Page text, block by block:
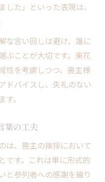
した」といった表現は、
な言い回しは避け、誰に
ぶことが大切です。東花
性を考慮しつつ、喪主様
ドバイスし、失礼のない
。
葉の工夫
は、喪主の挨拶において
です。これは単に形式的
と参列者への感謝を織り